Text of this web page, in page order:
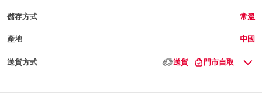
儲存方式 常溫
產地 中國
送貨方式 送貨 門市自取